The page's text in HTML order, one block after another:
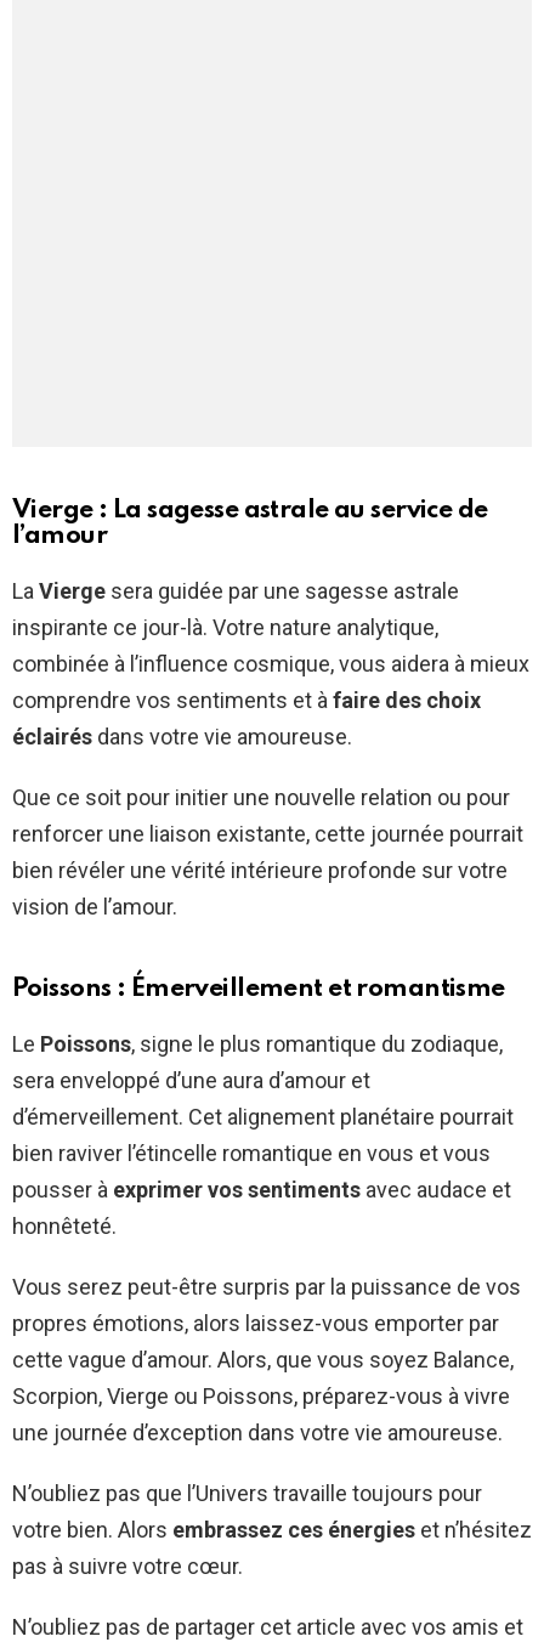
Vierge : La sagesse astrale au service de
l’amour
LaVierge sera guidée par une sagesse astrale
inspirante ce jour-là. Votre nature analytique,
combinée à l’influence cosmique, vous aidera à mieux
comprendre vos sentiments et àfaire des choix
éclairés dans votre vie amoureuse.
Que ce soit pour initier une nouvelle relation ou pour
renforcer une liaison existante, cette journée pourrait
bien révéler une vérité intérieure profonde sur votre
vision de l’amour.
Poissons : Émerveillement et romantisme
Le Poissons, signe le plus romantique du zodiaque,
sera enveloppé d’une aura d’amour et
d’émerveillement. Cet alignement planétaire pourrait
bien raviver l’étincelle romantique en vous et vous
pousser à exprimer vos sentiments avec audace et
honnêteté.
Vous serez peut-être surpris par la puissance de vos
propres émotions, alors laissez-vous emporter par
cette vague d’amour. Alors, que vous soyez Balance,
Scorpion, Vierge ou Poissons, préparez-vous à vivre
une journée d’exception dans votre vie amoureuse.
N’oubliez pas que l’Univers travaille toujours pour
votre bien. Alors embrassez ces énergies et n’hésitez
pas à suivre votre cœur.
N’oubliez pas de partager cet article avec vos amis et